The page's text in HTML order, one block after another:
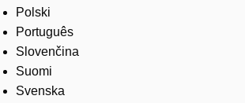
Polski
Português
Slovenčina
Suomi
Svenska